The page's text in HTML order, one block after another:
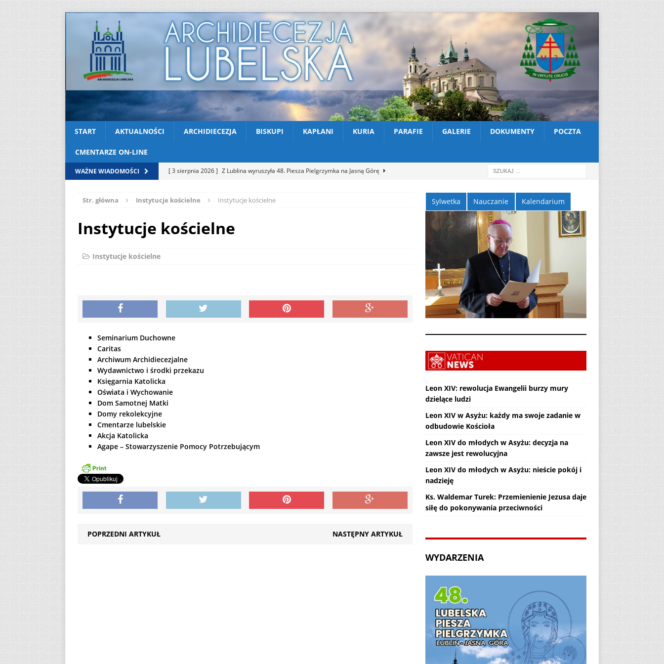
START AKTUALNOŚCI ARCHIDIECEZJA BISKUPI KAPŁANI KURIA PARAFIE GALERIE DOKUMENTY POCZTA
CMENTARZE ON-LINE
WAŻNE WIADOMOŚCI [ 3 sierpnia 2026 ] Z Lublina wyruszyła 48. Piesza Pielgrzymka na Jasną Górę
[ 2 sierpnia 2026 ] Nekrologi: śp. Jerzy Gasperski
[ 2 sierpnia 2026 ]
Str. główna Instytucje kościelne Instytucje kościelne
Instytucje kościelne
Instytucje kościelne
Seminarium Duchowne
Caritas
Archiwum Archidiecezjalne
Wydawnictwo i środki przekazu
Księgarnia Katolicka
Oświata i Wychowanie
Dom Samotnej Matki
Domy rekolekcyjne
Cmentarze lubelskie
Akcja Katolicka
Agape – Stowarzyszenie Pomocy Potrzebującym
POPRZEDNI ARTYKUŁ NASTĘPNY ARTYKUŁ
Sylwetka Nauczanie Kalendarium
Leon XIV: rewolucja Ewangelii burzy mury
dzielące ludzi
Leon XIV w Asyżu: każdy ma swoje zadanie w
odbudowie Kościoła
Leon XIV do młodych w Asyżu: decyzja na
zawsze jest rewolucyjna
Leon XIV do młodych w Asyżu: nieście pokój i
nadzieję
Ks. Waldemar Turek: Przemienienie Jezusa daje
siłę do pokonywania przeciwności
WYDARZENIA